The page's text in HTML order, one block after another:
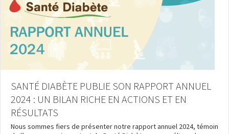
SANTÉ DIABÈTE PUBLIE SON RAPPORT ANNUEL
2024 : UN BILAN RICHE EN ACTIONS ET EN
RÉSULTATS
Nous sommes fiers de présenter notre rapport annuel 2024, témoin